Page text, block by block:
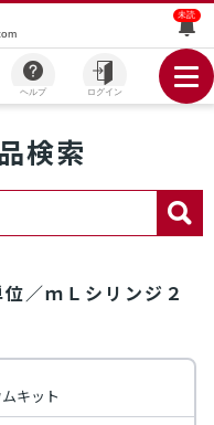
未読
ヘルプ ログイン
検索
／ｍＬシリンジ２
キット